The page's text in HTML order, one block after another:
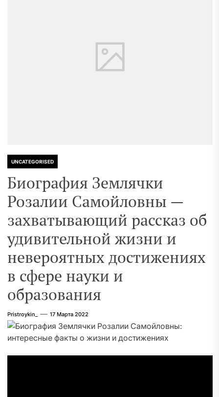
UNCATEGORISED
Биография Землячки
Розалии Самойловны —
захватывающий рассказ об
удивительной жизни и
невероятных достижениях
в сфере науки и
образования
Pristroykin_ 17 Марта 2022